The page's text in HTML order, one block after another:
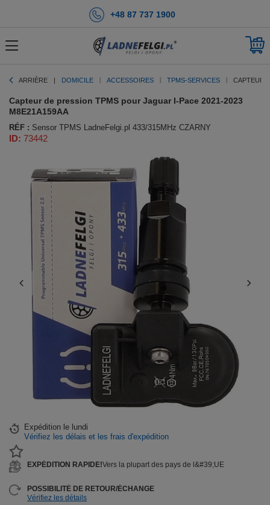
+48 87 737 1900
ARRIÈRE DOMICILE ACCESSOIRES TPMS-SERVICES CAPTEUR
Capteur de pression TPMS pour Jaguar I-Pace 2021-2023
M8E21A159AA
RÉF : Sensor TPMS LadneFelgi.pl 433/315MHz CZARNY
ID: 73442
Expédition le lundi
Vérifiez les délais et les frais d'expédition
EXPÉDITION RAPIDE!Vers la plupart des pays de l&#39;UE
POSSIBILITÉ DE RETOUR/ÉCHANGE
Vérifiez les détails